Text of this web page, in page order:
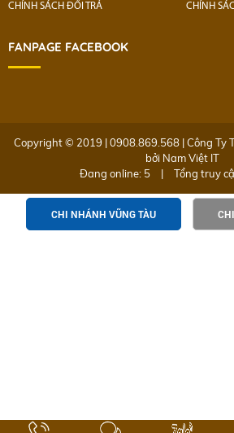
CHÍNH SÁCH ĐỔI TRẢ CHÍNH
FANPAGE FACEBOOK
Copyright © 2019 | 0908.869.568 | Công Ty
bởi Nam Việt IT
Đang online: 5
| Tổng truy
CHI NHÁNH VŨNG TÀU